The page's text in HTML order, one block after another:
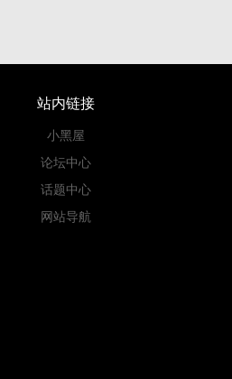
站内链接
小黑屋
论坛中心
话题中心
网站导航